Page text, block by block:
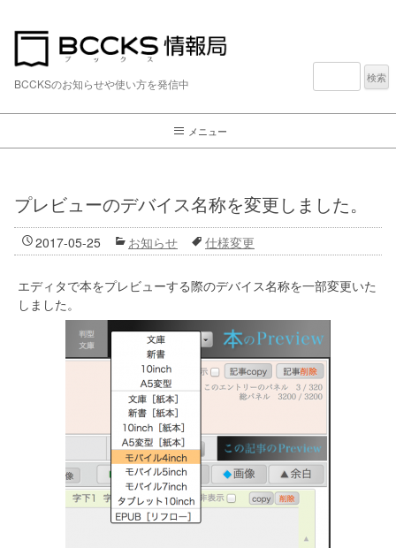
BCCKSのお知らせや使い方を発信中
検
メニュー
プレビューのデバイス名称を変更しました。
2017-05-25 お知らせ 仕様変更
エディタで本をプレビューする際のデバイス名称を一部変更いた
しました。